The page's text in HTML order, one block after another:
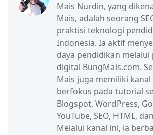
Mais Nurdin, yang
Mais, adalah seorang
praktisi teknologi
Indonesia. Ia aktif
daya pendidikan
digital BungMais.com.
Mais juga memiliki kanal
berfokus pada tutorial
Blogspot, WordPress,
YouTube, SEO, HTML,
Melalui kanal ini, ia